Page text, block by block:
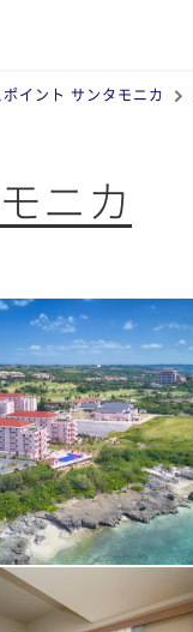
イント サンタモニカ
ニカ